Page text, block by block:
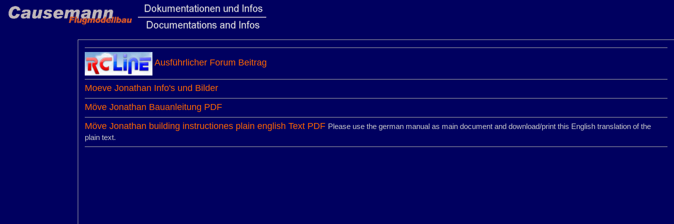
Ausführlicher Forum Beitrag
Moeve Jonathan Info's und Bilder
Möve Jonathan Bauanleitung PDF
Möve Jonathan building instructiones plain english Text PDF Please use the german manual as main document and download/print this English translation of the
plain text.